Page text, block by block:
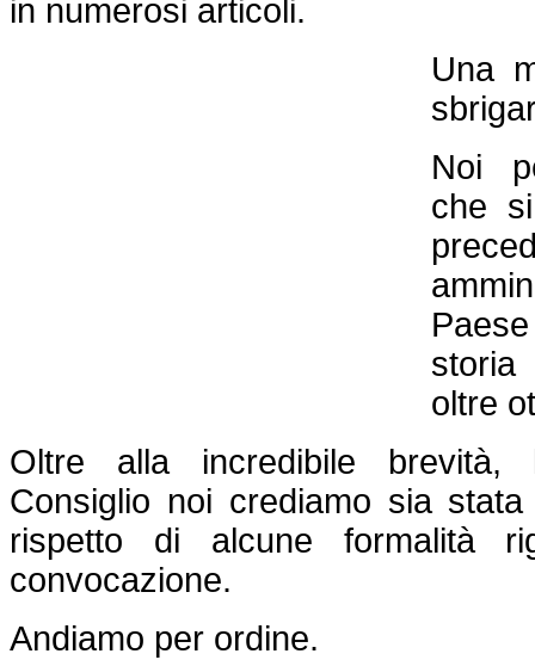
in numerosi articoli.
Una
Noi
che
storia
oltre
Oltre alla incredibile brevità,
Consiglio noi crediamo sia
rispetto di alcune formalità
convocazione.
Andiamo per ordine.